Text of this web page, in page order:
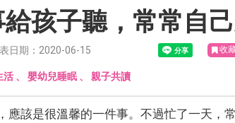
孩子聽，常常自
日期：2020-06-15 收
活、 嬰幼兒睡眠、 親子共讀
應該是很溫馨的一件事。不過忙了一天，